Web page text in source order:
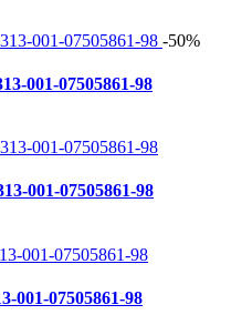
-50%
001-07505861-98
001-07505861-98
07505861-98